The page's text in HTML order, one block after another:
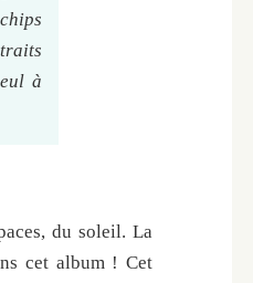
à
du soleil. La
cet album ! Cet